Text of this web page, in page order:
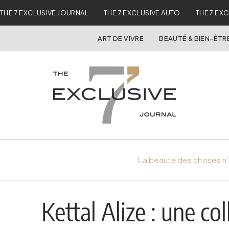
THE 7 EXCLUSIVE JOURNAL THE 7 EXCLUSIVE AUTO THE 7
ART DE VIVRE BEAUTÉ & BIEN-
La beauté des choses
Kettal Alize : une